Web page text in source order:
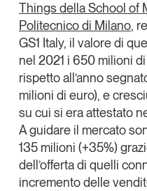
Interviste
Comunicati stampa
Video
Podcast
Eventi e formazione
Tutti gli appuntamenti
Chi siamo
ThingsdellaSchool of
Politecnico di Milano,
GS1 Italy, il valore di
nel 2021 i 650 milioni
rispetto all’anno
milioni di euro), e
su cui si era attestato
A guidare il mercato
135 milioni (+35%)
dell’offerta di quelli
incremento delle